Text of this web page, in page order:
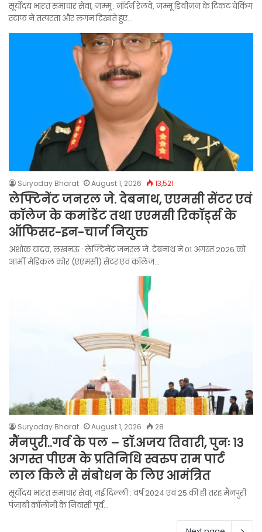
सूर्योदय भारत समाचार सेवा, जम्मू : नॉर्दर्न रेलवे, जम्मू डिवीजन के टिकट चेकिंग
स्टाफ ने तत्परता और लगन दिखाते हुए…
Suryoday Bharat August 1, 2026 13,521
लेफ्टिनेंट जनरल जे. देबनाथ, एएमसी सेंटर एवं
कॉलेज के कमांडेंट तथा एएमसी रिकॉर्ड्स के
ऑफिसर-इन-चार्ज नियुक्त
अशोक यादव, लखनऊ : लेफ्टिनेंट जनरल जे. देबनाथ ने 01 अगस्त 2026 को
आर्मी मेडिकल कोर (एएमसी) सेंटर एवं कॉलेज…
Suryoday Bharat August 1, 2026 28
मैंनपुरी..गर्व के पल – डॉ.अजय तिवारी, पुनः 13
अगस्त पीएम के प्रतिनिधि स्वरुप राम पार्ट
लाल किले से संबोधन के लिए आमंत्रित
सूर्योदय भारत समाचार सेवा, नई दिल्ली : वर्ष 2024 एवं 25 की ही तरह मैंनपुरी
पंजाबी कॉलोनी के निवासी पूर्व…